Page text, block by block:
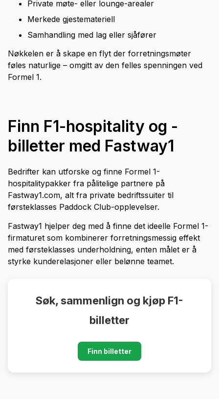
Private møte- eller lounge-arealer
Merkede gjestemateriell
Samhandling med lag eller sjåfører
Nøkkelen er å skape en flyt der forretningsmøter
føles naturlige – omgitt av den felles spenningen ved
Formel 1.
Finn F1-hospitality og -
billetter med Fastway1
Bedrifter kan utforske og finne Formel 1-
hospitalitypakker fra pålitelige partnere på
Fastway1.com, alt fra private bedriftssuiter til
førsteklasses Paddock Club-opplevelser.
Fastway1 hjelper deg med å finne det ideelle Formel 1-
firmaturet som kombinerer forretningsmessig effekt
med førsteklasses underholdning, enten målet er å
styrke kunderelasjoner eller belønne teamet.
Søk, sammenlign og kjøp F1-
billetter
Finn billetter